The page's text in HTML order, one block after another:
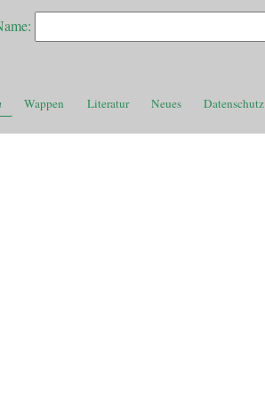
Wappen Literatur Neues Datenschutz